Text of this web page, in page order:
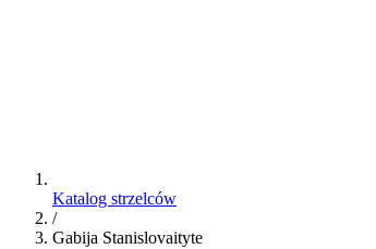
Katalog strzelców
/
Gabija Stanislovaityte